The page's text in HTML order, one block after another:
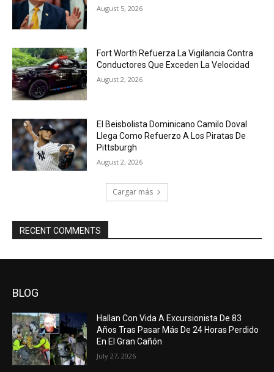
August 5, 2026
Fort Worth Refuerza La Vigilancia Contra
Conductores Que Exceden La Velocidad
August 2, 2026
El Beisbolista Dominicano Camilo Doval
Llega Como Refuerzo A Los Piratas De
Pittsburgh
August 2, 2026
Cargar más
RECENT COMMENTS
BLOG
Hallan Con Vida A Excursionista De 83
Años Tras Pasar Más De 24 Horas Perdido
En El Gran Cañón
July 27, 2026